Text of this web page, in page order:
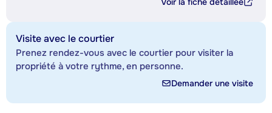
Visite avec le courtier
Prenez rendez-vous avec le courtier pour visiter la
propriété à votre rythme, en personne.
Demander une visite